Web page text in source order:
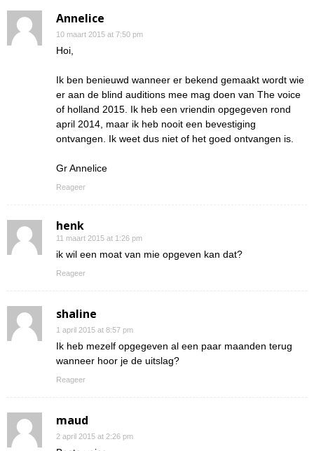
Annelice
10 maart 2015 at 7:50 pm
Hoi,
Ik ben benieuwd wanneer er bekend gemaakt wordt wie
er aan de blind auditions mee mag doen van The voice
of holland 2015. Ik heb een vriendin opgegeven rond
april 2014, maar ik heb nooit een bevestiging
ontvangen. Ik weet dus niet of het goed ontvangen is.
Gr Annelice
Reageer
henk
11 maart 2015 at 1:26 pm
ik wil een moat van mie opgeven kan dat?
Reageer
shaline
1 april 2015 at 8:57 pm
Ik heb mezelf opgegeven al een paar maanden terug
wanneer hoor je de uitslag?
Reageer
maud
2 april 2015 at 2:26 pm